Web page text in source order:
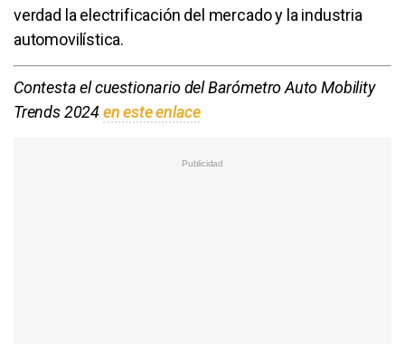
verdad la electrificación del mercado y la industria
automovilística.
Contesta el cuestionario del Barómetro Auto Mobility
Trends 2024en este enlace